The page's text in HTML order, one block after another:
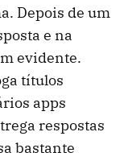
Depois de um
e na
evidente.
títulos
apps
respostas
bastante